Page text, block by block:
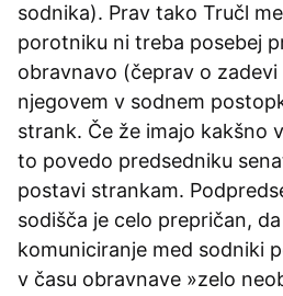
sodnika). Prav tako Tručl
porotniku ni treba posebej
obravnavo (čeprav o zadevi
njegovem v sodnem
strank. Če že imajo kakšno
to povedo predsedniku
postavi strankam.
sodišča je celo prepričan,
komuniciranje med sodniki
v času obravnave »zelo